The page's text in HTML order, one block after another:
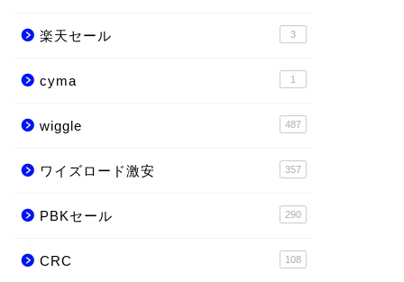
楽天セール 3
cyma 1
wiggle 487
ワイズロード激安 357
PBKセール 290
CRC 108